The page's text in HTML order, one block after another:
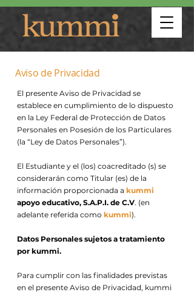
Aviso de Privacidad
El presente Aviso de Privacidad se
establece en cumplimiento de lo dispuesto
en la Ley Federal de Protección de Datos
Personales en Posesión de los Particulares
(la “Ley de Datos Personales”).
El Estudiante y el (los) coacreditado (s) se
considerarán como Titular (es) de la
información proporcionada a kummi
apoyo educativo, S.A.P.I. de C.V. (en
adelante referida como kummi).
Datos Personales sujetos a tratamiento
por kummi.
Para cumplir con las finalidades previstas
en el presente Aviso de Privacidad, kummi